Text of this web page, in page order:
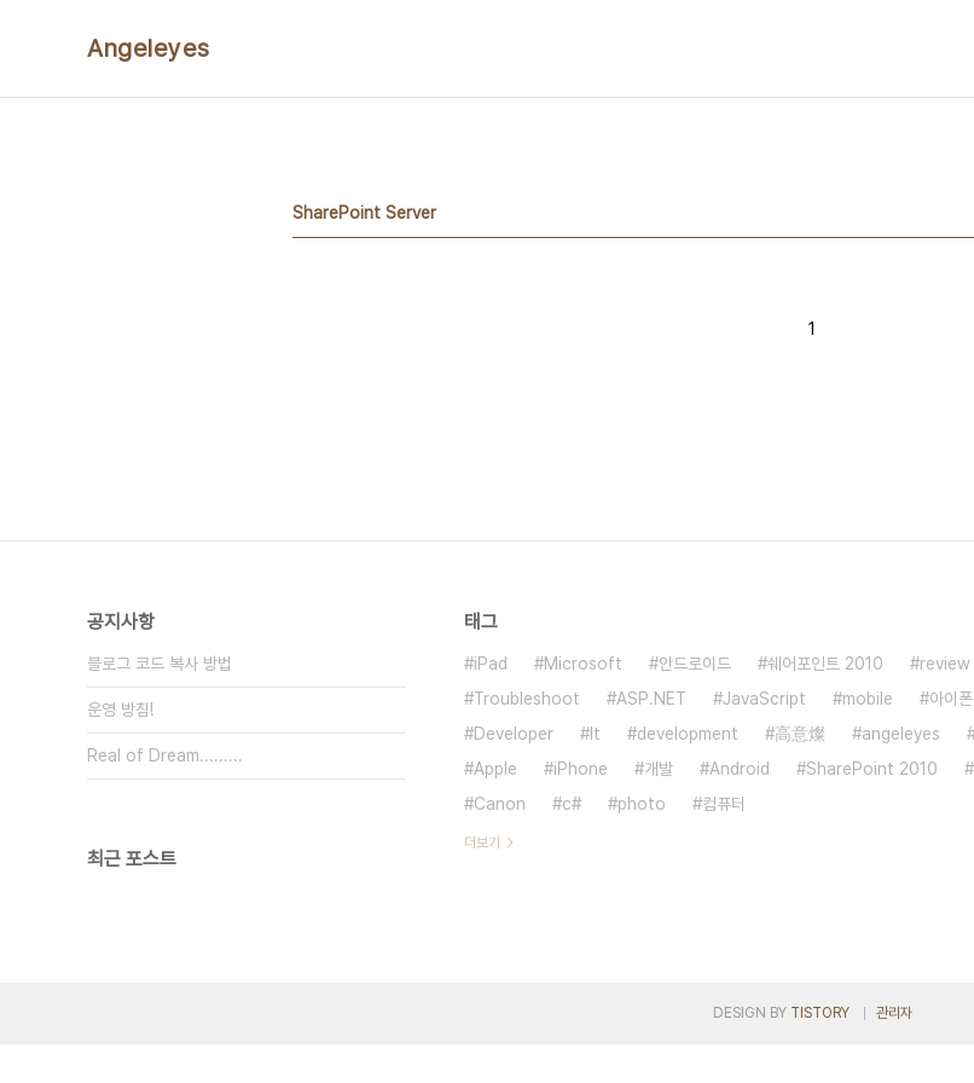
Angeleyes
SharePoint Server
1
공지사항
블로그 코드 복사 방법
운영 방침!
Real of Dream.........
최근 포스트
태그
iPad Microsoft 안드로이드 쉐어포인트 2010 review
Troubleshoot
ASP.NET JavaScript mobile 아이폰
Developer
It development 高意燦 angeleyes
Apple
iPhone 개발 Android SharePoint 2010
Canon
c# photo 컴퓨터
더보기
DESIGN BY TISTORY 관리자